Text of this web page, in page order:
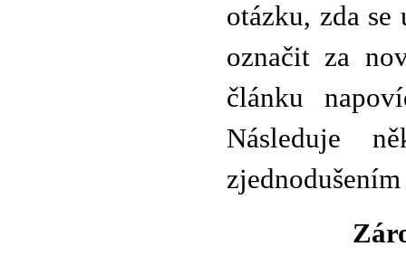
otázku, zda se
označit za
článku
Následuje